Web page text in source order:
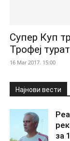
Супер Куп
Трофеј
16 Mar 2017. 15:00
Најнови вести
за